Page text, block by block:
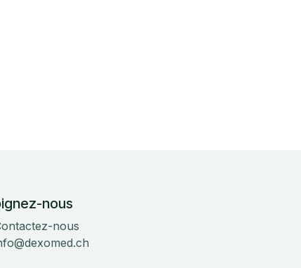
nous
nous